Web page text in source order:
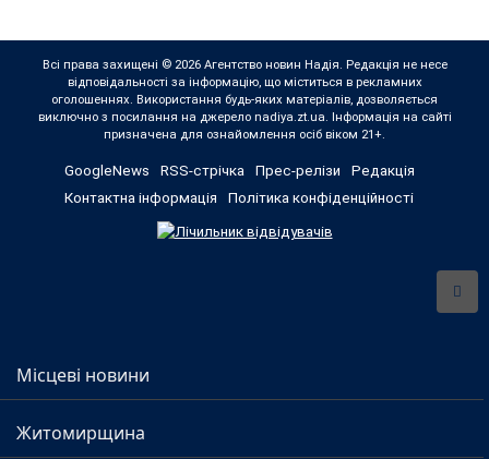
Всі права захищені © 2026 Агентство новин Надія. Редакція не несе
відповідальності за інформацію, що міститься в рекламних
оголошеннях. Використання будь-яких матеріалів, дозволяється
виключно з посилання на джерело nadiya.zt.ua. Інформація на сайті
призначена для ознайомлення осіб віком 21+.
GoogleNews RSS-стрічка Прес-релізи
Редакція
Контактна інформація
Політика конфіденційності
Місцеві новини
Житомирщина